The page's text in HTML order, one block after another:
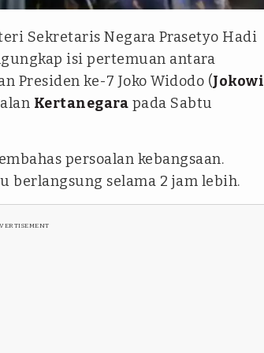
Sekretaris Negara Prasetyo Hadi
isi pertemuan antara
Presiden ke-7 Joko Widodo (Jokowi
Kertanegara pada Sabtu
persoalan kebangsaan.
berlangsung selama 2 jam lebih.